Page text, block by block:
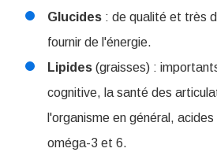
Glucides : de qualité et très
fournir de l'énergie.
Lipides (graisses) :
cognitive, la santé des
l'organisme en général,
oméga-3 et 6.